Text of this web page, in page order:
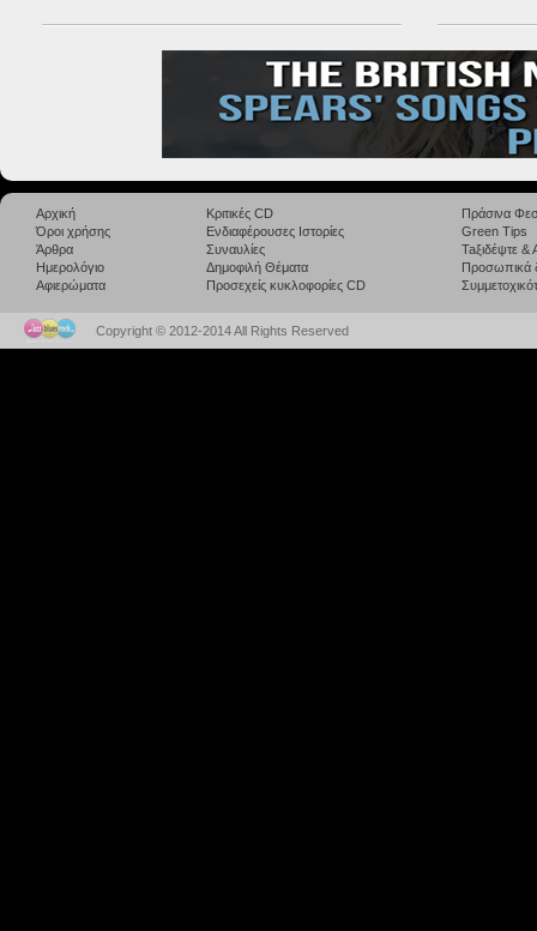
Αρχική
Όροι χρήσης
Άρθρα
Ημερολόγιο
Αφιερώματα
Κριτικές CD
Ενδιαφέρουσες Ιστορίες
Συναυλίες
Δημοφιλή Θέματα
Προσεχείς κυκλοφορίες CD
Πράσινα
Green Tips
Taξιδέψτε
Προσωπικά
Copyright © 2012-2014 All Rights Reserved